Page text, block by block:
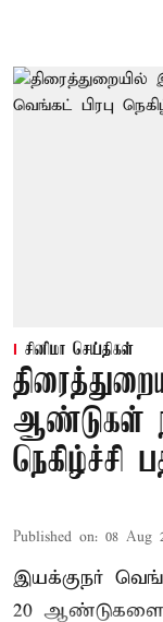
சினிமா செய்திகள்
ஆண்டுகள்
நெகிழ்ச்சி
Published on: 08 Aug
இயக்குநர்
20 ஆண்டுகளை